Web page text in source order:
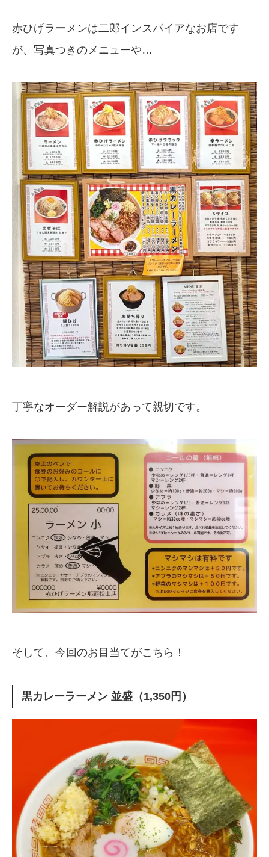
赤ひげラーメンは二郎インスパイアなお店です
が、写真つきのメニューや…
丁寧なオーダー解説があって親切です。
そして、今回のお目当てがこちら！
黒カレーラーメン 並盛（1,350円）